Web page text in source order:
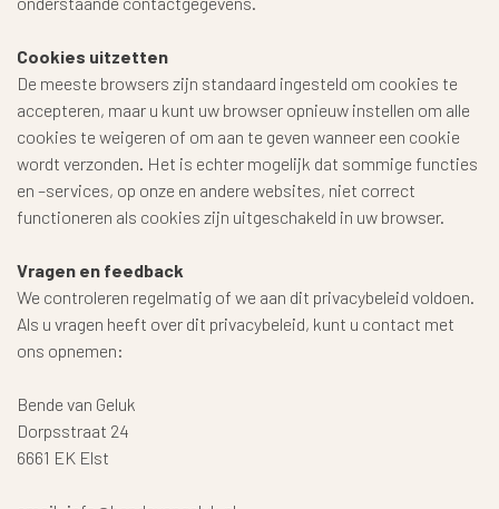
Cookies uitzetten
De meeste browsers zijn standaard ingesteld om cookies te
accepteren, maar u kunt uw browser opnieuw instellen om alle
cookies te weigeren of om aan te geven wanneer een cookie
wordt verzonden. Het is echter mogelijk dat sommige functies
en –services, op onze en andere websites, niet correct
functioneren als cookies zijn uitgeschakeld in uw browser.
Vragen en feedback
We controleren regelmatig of we aan dit privacybeleid voldoen.
Als u vragen heeft over dit privacybeleid, kunt u contact met
ons opnemen:
Bende van Geluk
Dorpsstraat 24
6661 EK Elst